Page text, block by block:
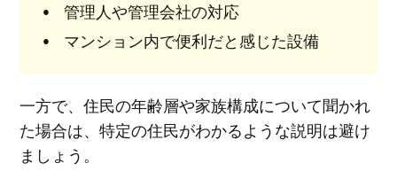
管理人や管理会社の対応
マンション内で便利だと感じた設備
一方で、住民の年齢層や家族構成について聞かれ
た場合は、特定の住民がわかるような説明は避け
ましょう。